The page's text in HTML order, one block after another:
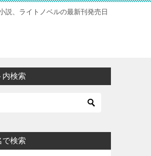
説、ライトノベルの最新刊発売日
内検索
で検索